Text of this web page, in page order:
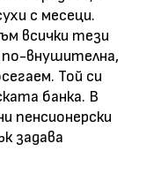
с месеци.
всички тези
внушителна,
Той си
банка. В
пенсионерски
задава